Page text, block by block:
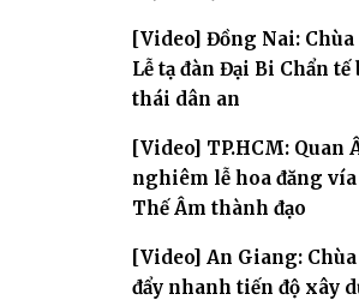
[Video] Đồng Nai:
Lễ tạ đàn Đại Bi Chẩn tế
thái dân an
[Video] TP.HCM: Quan
nghiêm lễ hoa đăng vía
Thế Âm thành đạo
[Video] An Giang:
đẩy nhanh tiến độ xây